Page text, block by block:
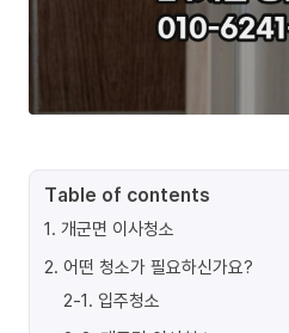
Table of contents
1. 개군면 이사청소
2. 어떤 청소가 필요하신가요?
2-1. 입주청소